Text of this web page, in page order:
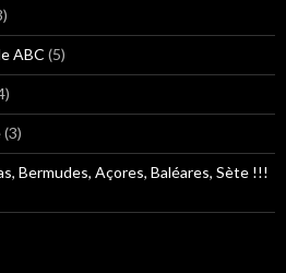
ABC (5)
(3)
Bermudes, Açores, Baléares, Sète !!!